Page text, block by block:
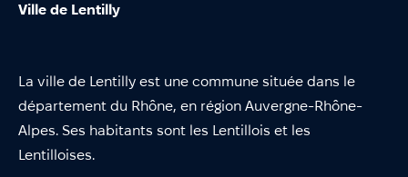
Ville de Lentilly
La ville de Lentilly est une commune située dans le
département du Rhône, en région Auvergne-Rhône-
Alpes. Ses habitants sont les Lentillois et les
Lentilloises.